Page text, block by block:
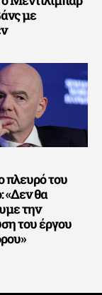
με
πλευρό του
«Δεν θα
την
του έργου